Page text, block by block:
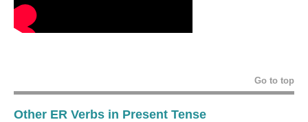
Go to top
Other ER Verbs in Present Tense